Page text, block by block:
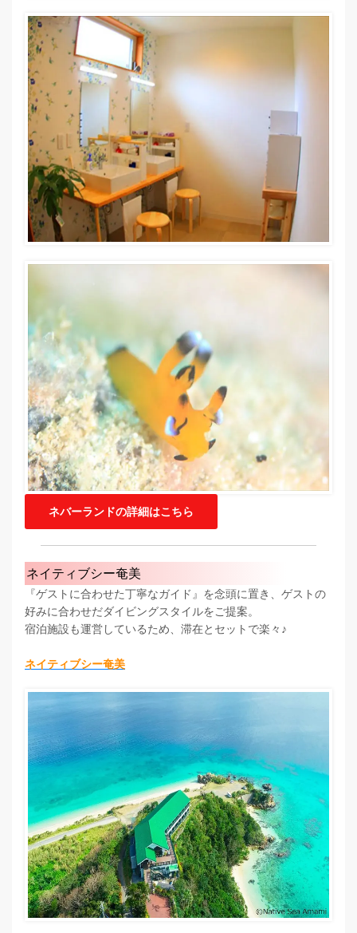
ネバーランドの詳細はこちら
ネイティブシー奄美
『ゲストに合わせた丁寧なガイド』を念頭に置き、ゲストの
好みに合わせだダイビングスタイルをご提案。
宿泊施設も運営しているため、滞在とセットで楽々♪
ネイティブシー奄美